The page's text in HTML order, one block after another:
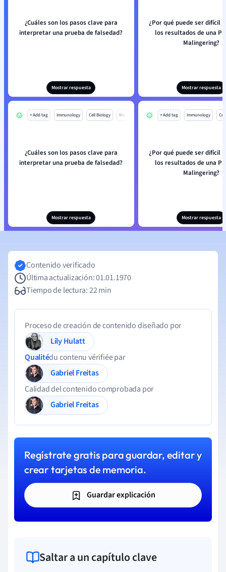
¿Cuáles son los pasos clave para
interpretar una prueba de falsedad?
Mostrar respuesta
¿Por qué puede ser difícil
los resultados de una
Malingering?
Mostrar respuesta
+ Add tag Immunology Cell Biology Mo
¿Cuáles son los pasos clave para
interpretar una prueba de falsedad?
Mostrar respuesta
+ Add tag Immunology
¿Por qué puede ser difícil
los resultados de una
Malingering?
Mostrar respuesta
Contenido verificado
Última actualización: 01.01.1970
Tiempo de lectura: 22 min
Proceso de creación de contenido diseñado por
Lily Hulatt
Qualitédu contenu vérifiée par
Gabriel Freitas
Calidad del contenido comprobada por
Gabriel Freitas
Regístrate gratis para guardar, editar y
crear tarjetas de memoria.
Guardar explicación
Saltar a un capítulo clave